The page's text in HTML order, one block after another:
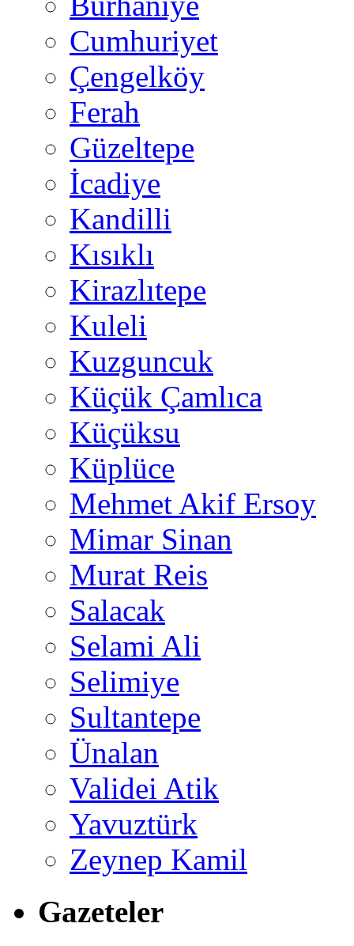
Cumhuriyet
Çengelköy
Ferah
Güzeltepe
İcadiye
Kandilli
Kısıklı
Kirazlıtepe
Kuleli
Kuzguncuk
Küçük Çamlıca
Küçüksu
Küplüce
Mehmet Akif Ersoy
Mimar Sinan
Murat Reis
Salacak
Selami Ali
Selimiye
Sultantepe
Ünalan
Validei Atik
Yavuztürk
Zeynep Kamil
Gazeteler